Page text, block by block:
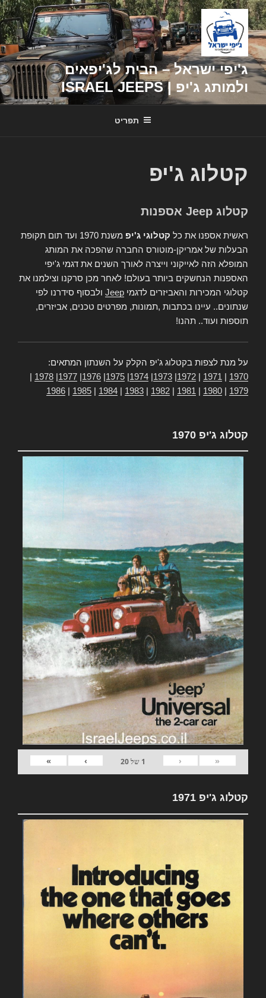
דילוג
לתוכן
ג'יפי ישראל – הבית לג'יפאים
ולמותג ג'יפ | ISRAEL JEEPS
תפריט
קטלוג ג'יפ
קטלוג Jeep אספנות
ראשית אספנו את כל קטלוגי ג'יפ
משנת 1970 ועד תום תקופת
הבעלות של אמריקן-מוטורס החברה שהפכה את המותג
המופלא הזה לאייקוני וייצרה לאורך השנים את דגמי ג'יפי
האספנות הנחשקים ביותר בעולם! לאחר מכן סרקנו וצילמנו את
קטלוגי המכירות והאביזרים לדגמי Jeep ולבסוף סידרנו לפי
שנתונים.. עיינו בכתבות ,תמונות, מפרטים טכנים, אביזרים,
תוספות ועוד.. תהנו!
על מנת לצפות בקטלוג ג'יפ הקלק על השנתון המתאים:
1970
1971
1972
1973
1974
1975
1976
1977
1978
1979
1980
1981
1982
1983
1984
1985
1986
קטלוג ג'יפ 1970
«
‹
1 של20
›
»
קטלוג ג'יפ 1971